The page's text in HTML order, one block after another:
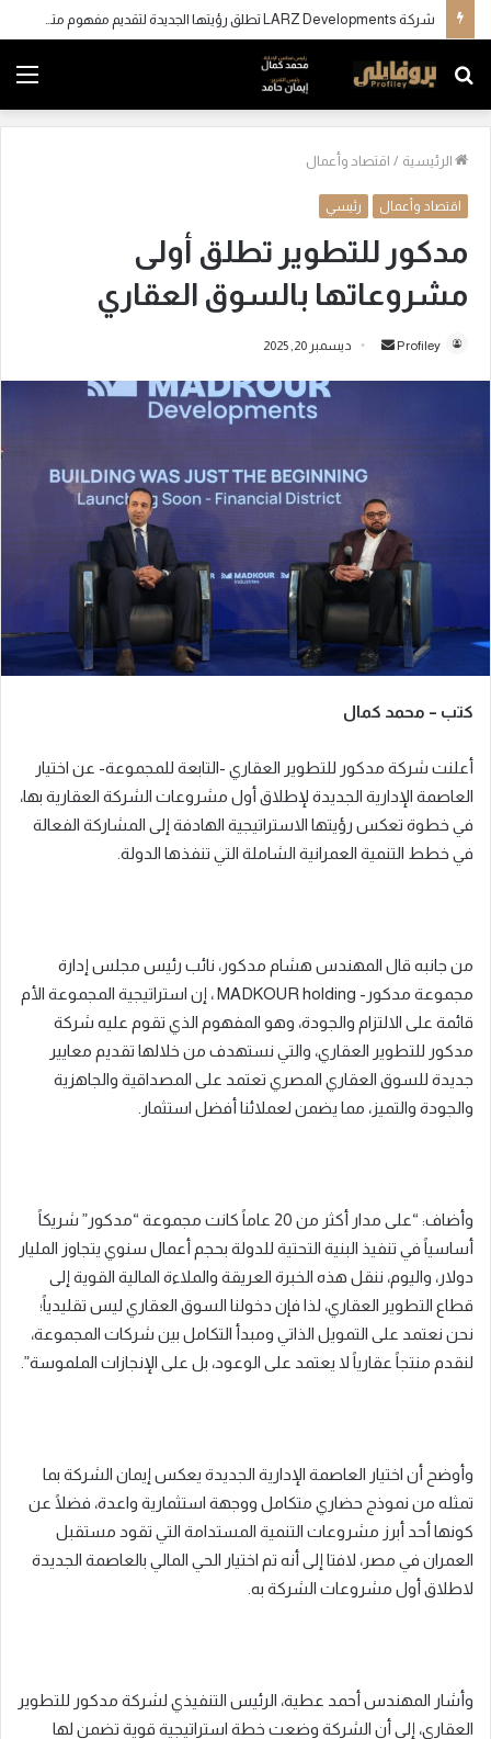
شركة LARZ Developments تطلق رؤيتها الجديدة لتقديم مفهوم متكامل للتطوير العقاري في مصر
بحث
عن
الرئيسية / اقتصاد وأعمال
اقتصاد وأعمال رئيسي
مدكور للتطوير تطلق أولى
مشروعاتها بالسوق العقاري
Profiley
ي
د
ك
ت
و
ي
ا
ديسمبر 20, 2025
كتب – محمد كمال
أعلنت شركة مدكور للتطوير العقاري -التابعة للمجموعة- عن اختيار
العاصمة الإدارية الجديدة لإطلاق أول مشروعات الشركة العقارية بها،
في خطوة تعكس رؤيتها الاستراتيجية الهادفة إلى المشاركة الفعالة
في خطط التنمية العمرانية الشاملة التي تنفذها الدولة.
من جانبه قال المهندس هشام مدكور، نائب رئيس مجلس إدارة
مجموعة مدكور- MADKOUR holding ، إن استراتيجية المجموعة الأم
قائمة على الالتزام والجودة، وهو المفهوم الذي تقوم عليه شركة
مدكور للتطوير العقاري، والتي نستهدف من خلالها تقديم معايير
جديدة للسوق العقاري المصري تعتمد على المصداقية والجاهزية
والجودة والتميز، مما يضمن لعملائنا أفضل استثمار.
وأضاف: “على مدار أكثر من 20 عاماً كانت مجموعة “مدكور” شريكاً
أساسياً في تنفيذ البنية التحتية للدولة بحجم أعمال سنوي يتجاوز المليار
دولار، واليوم، ننقل هذه الخبرة العريقة والملاءة المالية القوية إلى
قطاع التطوير العقاري، لذا فإن دخولنا السوق العقاري ليس تقليدياً؛
نحن نعتمد على التمويل الذاتي ومبدأ التكامل بين شركات المجموعة،
لنقدم منتجاً عقارياً لا يعتمد على الوعود، بل على الإنجازات الملموسة”.
وأوضح أن اختيار العاصمة الإدارية الجديدة يعكس إيمان الشركة بما
تمثله من نموذج حضاري متكامل ووجهة استثمارية واعدة، فضلًا عن
كونها أحد أبرز مشروعات التنمية المستدامة التي تقود مستقبل
العمران في مصر، لافتا إلى أنه تم اختيار الحي المالي بالعاصمة الجديدة
لاطلاق أول مشروعات الشركة به.
وأشار المهندس أحمد عطية، الرئيس التنفيذي لشركة مدكور للتطوير
العقاري، إلى أن الشركة وضعت خطة استراتيجية قوية تضمن لها